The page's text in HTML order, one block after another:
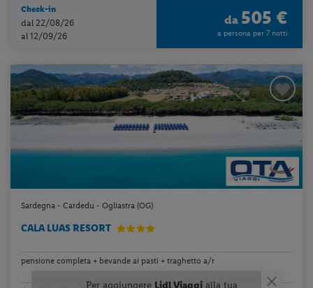
Check-in
dal 22/08/26
al 12/09/26
da 505 €
a persona per 7 notti
Sardegna - Cardedu - Ogliastra (OG)
CALA LUAS RESORT
pensione completa + bevande ai pasti + traghetto a/r